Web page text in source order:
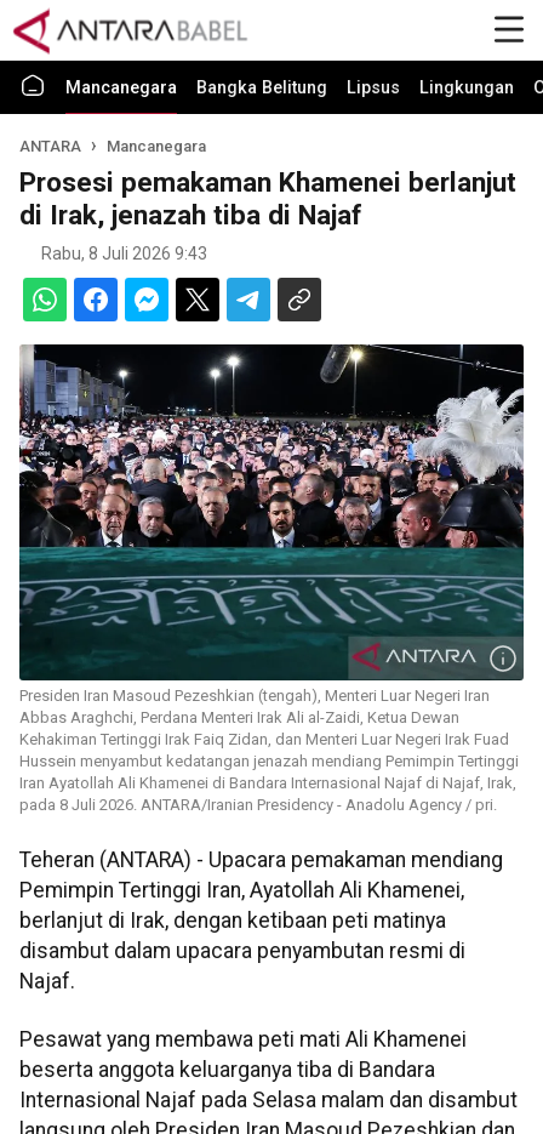
Mancanegara Bangka Belitung Lipsus Lingkungan
ANTARA Mancanegara
Prosesi pemakaman Khamenei berlanjut
di Irak, jenazah tiba di Najaf
Rabu, 8 Juli 2026 9:43
Presiden Iran Masoud Pezeshkian (tengah), Menteri Luar Negeri Iran
Abbas Araghchi, Perdana Menteri Irak Ali al-Zaidi, Ketua Dewan
Kehakiman Tertinggi Irak Faiq Zidan, dan Menteri Luar Negeri Irak Fuad
Hussein menyambut kedatangan jenazah mendiang Pemimpin Tertinggi
Iran Ayatollah Ali Khamenei di Bandara Internasional Najaf di Najaf, Irak,
pada 8 Juli 2026. ANTARA/Iranian Presidency - Anadolu Agency / pri.
Teheran (ANTARA) - Upacara pemakaman mendiang
Pemimpin Tertinggi Iran, Ayatollah Ali Khamenei,
berlanjut di Irak, dengan ketibaan peti matinya
disambut dalam upacara penyambutan resmi di
Najaf.
Pesawat yang membawa peti mati Ali Khamenei
beserta anggota keluarganya tiba di Bandara
Internasional Najaf pada Selasa malam dan disambut